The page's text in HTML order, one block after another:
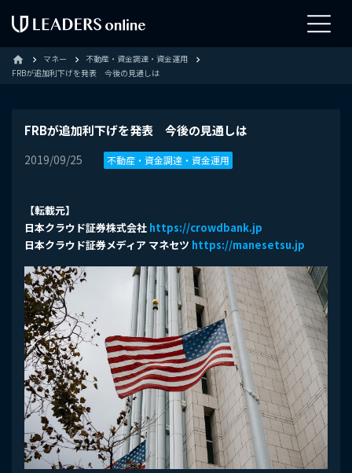
home マネー
不動産・資金調達・資金運用
FRBが追加利下げを発表 今後の見通しは
FRBが追加利下げを発表 今後の見通しは
2019/09/25 不動産・資金調達・資金運用
【転載元】
日本クラウド証券株式会社 https://crowdbank.jp
日本クラウド証券メディア マネセツ https://manesetsu.jp